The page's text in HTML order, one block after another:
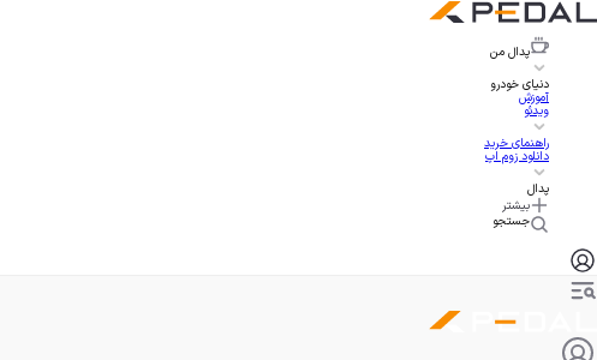
پدال من
دنیای خودرو
آموزش
ویدئو
راهنمای خرید
دانلود زوم اپ
پدال
بیشتر
جستجو